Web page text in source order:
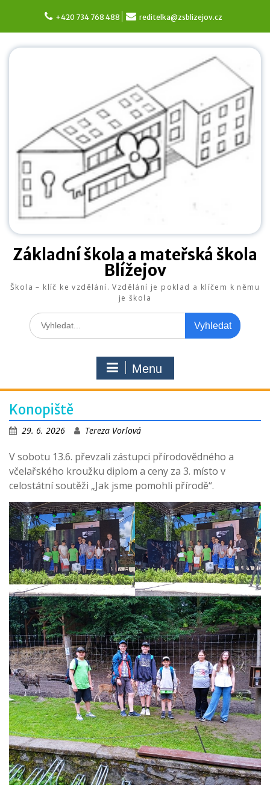
content
+420 734 768 488 reditelka@zsblizejov.cz
Základní škola a mateřská škola
Blížejov
Škola – klíč ke vzdělání. Vzdělání je poklad a klíčem k němu
je škola
Search
for:
Menu
Konopiště
29. 6. 2026 Tereza Vorlová
V sobotu 13.6. převzali zástupci přírodovědného a
včelařského kroužku diplom a ceny za 3. místo v
celostátní soutěži „Jak jsme pomohli přírodě“.